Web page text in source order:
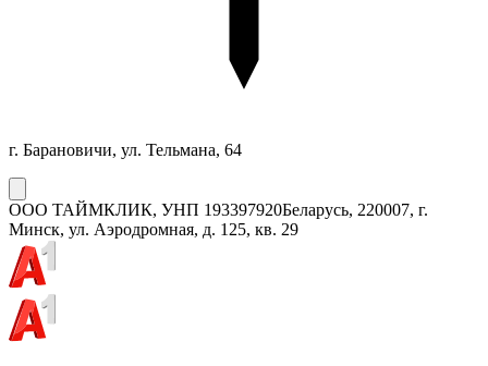
г. Барановичи, ул. Тельмана, 64
ООО ТАЙМКЛИК, УНП 193397920Беларусь, 220007, г.
Минск, ул. Аэродромная, д. 125, кв. 29